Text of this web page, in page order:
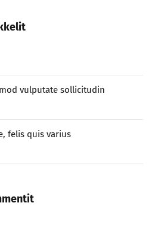
vulputate sollicitudin
felis quis varius